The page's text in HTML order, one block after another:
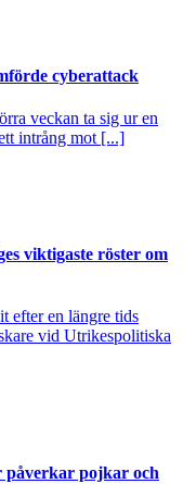
cyberattack
veckan ta sig ur en
intrång mot [...]
viktigaste röster om
efter en längre tids
vid Utrikespolitiska
påverkar pojkar och